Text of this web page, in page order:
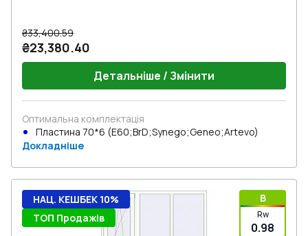
₴33,400.59
₴23,380.40
Детальніше / Змінити
Оптимальна комплектація
Пластина 70*6 (E60;BrD;Synego;Geneo;Artevo)
Докладніше
B
Rw
0.98
НАЦ. КЕШБЕК 10%
ТОП Продажів